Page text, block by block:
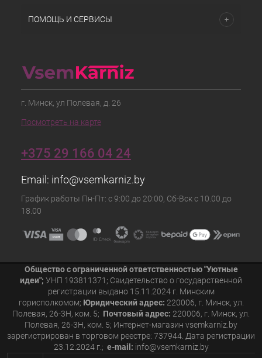
ПОМОЩЬ И СЕРВИСЫ
г. Минск, ул Полевая, д. 26
Посмотреть на карте
+375 29 166 04 24
Email: info@vsemkarniz.by
График работы Пн-Пт: с 9:00 до 20:00, Сб-Вск с 10.00 до
18.00
Общество с ограниченной ответственностью "Уютные
идеи"; УНП 193811371; Свидетельство о государственной
регистрации выдано 15.11.2024 г. Минским
горисполкомом; Юридический адрес: 220006, г. Минск, ул.
Полевая, 26-3Н, ком. 5; Почтовый адрес: 220006, г. Минск, ул.
Полевая, 26-3Н, ком. 5; Интернет-магазин vsemkarniz.by
зарегистрирован в торговом реестре: 737944. Дата регистрации
23.12.2024 г.; e-mail: info@vsemkarniz.by